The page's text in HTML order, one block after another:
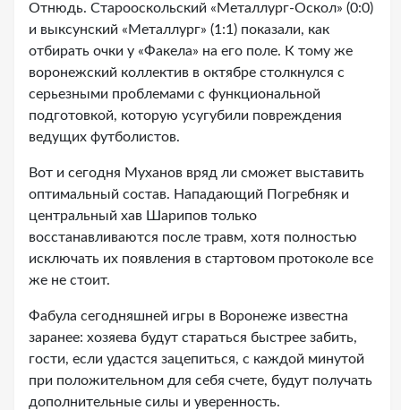
Отнюдь. Старооскольский «Металлург-Оскол» (0:0)
и выксунский «Металлург» (1:1) показали, как
отбирать очки у «Факела» на его поле. К тому же
воронежский коллектив в октябре столкнулся с
серьезными проблемами с функциональной
подготовкой, которую усугубили повреждения
ведущих футболистов.
Вот и сегодня Муханов вряд ли сможет выставить
оптимальный состав. Нападающий Погребняк и
центральный хав Шарипов только
восстанавливаются после травм, хотя полностью
исключать их появления в стартовом протоколе все
же не стоит.
Фабула сегодняшней игры в Воронеже известна
заранее: хозяева будут стараться быстрее забить,
гости, если удастся зацепиться, с каждой минутой
при положительном для себя счете, будут получать
дополнительные силы и уверенность.